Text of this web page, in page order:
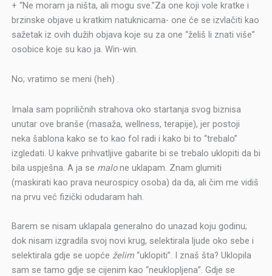
+ “Ne moram ja ništa, ali mogu sve.”Za one koji vole kratke i
brzinske objave u kratkim natuknicama- one će se izvlačiti kao
sažetak iz ovih dužih objava koje su za one “želiš li znati više”
osobice koje su kao ja. Win-win.
No; vratimo se meni (heh) .
Imala sam popriličnih strahova oko startanja svog biznisa
unutar ove branše (masaža, wellness, terapije), jer postoji
neka šablona kako se to kao fol radi i kako bi to “trebalo”
izgledati. U kakve prihvatljive gabarite bi se trebalo uklopiti da bi
bila uspješna. A ja se malone uklapam. Znam glumiti
(maskirati kao prava neurospicy osoba) da da, ali čim me vidiš
na prvu već fizički odudaram hah.
Barem se nisam uklapala generalno do unazad koju godinu;
dok nisam izgradila svoj novi krug, selektirala ljude oko sebe i
selektirala gdje se uopće želim “uklopiti”. I znaš šta? Uklopila
sam se tamo gdje se cijenim kao “neuklopljena”. Gdje se